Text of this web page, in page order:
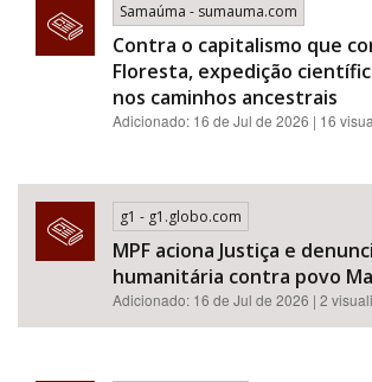
Samaúma - sumauma.com
Contra o capitalismo que
Floresta, expedição
nos caminhos ancestrais
Adicionado: 16 de Jul de 2026 | 16
g1 - g1.globo.com
MPF aciona Justiça e
humanitária contra povo
Adicionado: 16 de Jul de 2026 | 2